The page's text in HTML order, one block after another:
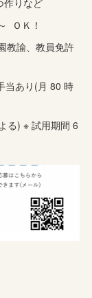
作りなど
ＯＫ！
教諭、教員免許
当あり(月 80 時
る) ※ 試用期間 6